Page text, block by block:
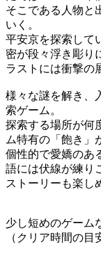
そこである人物と
いく。
平安京を探索して
密が段々浮き彫り
ラストには衝撃の
様々な謎を解き、
索ゲーム。
探索する場所が何
ム特有の「飽き」
個性的で愛嬌のあ
語には伏線が練り
ストーリーも楽し
少し短めのゲーム
（クリア時間の